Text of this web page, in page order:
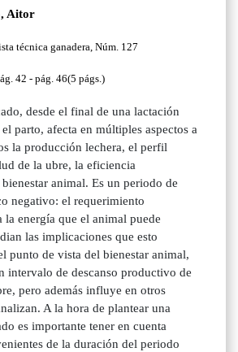
Aitor
técnica ganadera, Núm. 127
42 - pág. 46(5 págs.)
desde el final de una lactación
el parto, afecta en múltiples aspectos a
la producción lechera, el perfil
de la ubre, la eficiencia
animal. Es un periodo de
negativo: el requerimiento
la energía que el animal puede
las implicaciones que esto
punto de vista del bienestar animal,
intervalo de descanso productivo de
pero además influye en otros
A la hora de plantear una
es importante tener en cuenta
de la duración del periodo